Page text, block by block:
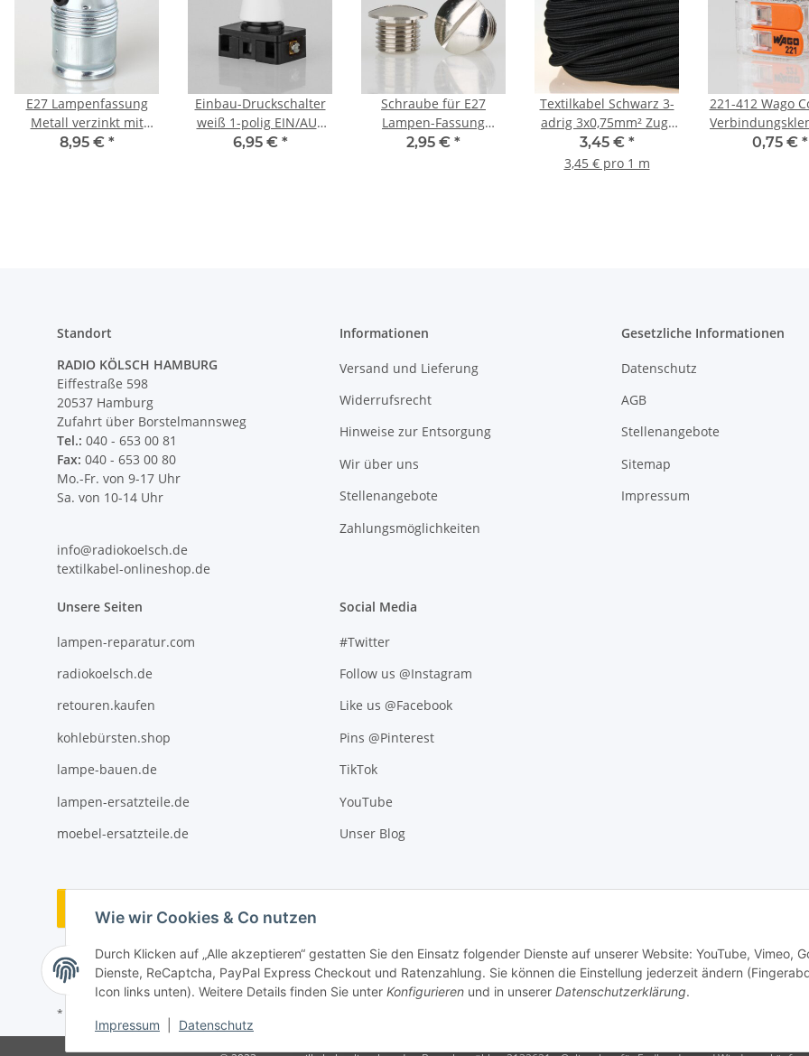
Wie wir Cookies & Co nutzen
Durch Klicken auf „Alle akzeptieren“ gestatten Sie den Einsatz folgender Dienste auf unserer Website: YouTube, Vimeo,
Dienste, ReCaptcha, PayPal Express Checkout und Ratenzahlung. Sie können die Einstellung jederzeit ändern
Icon links unten). Weitere Details finden Sie unter Konfigurieren und in unserer Datenschutzerklärung.
Impressum Datenschutz
E27 Lampenfassung
Metall verzinkt mit
Glattmantel und
8,95 € *
Einbau-Druckschalter
weiß 1-polig EIN/AUS
250V/6A 8mm Achse
6,95 € *
Schraube für E27
Lampen-Fassung
Messing vernickelt
2,95 € *
Textilkabel Schwarz 3-
adrig 3x0,75mm² Zug-
Pendelleitung S03RT-F
3G0,75
3,45 € *
3,45 € pro 1 m
221-412 Wago
polig für alle
0,75 € *
Standort
RADIO KÖLSCH HAMBURG
Eiffestraße 598
20537 Hamburg
Zufahrt über Borstelmannsweg
Tel.: 040 - 653 00 81
Fax: 040 - 653 00 80
Mo.-Fr. von 9-17 Uhr
Sa. von 10-14 Uhr
info@radiokoelsch.de
textilkabel-onlineshop.de
Informationen
Versand und Lieferung
Widerrufsrecht
Hinweise zur Entsorgung
Wir über uns
Stellenangebote
Zahlungsmöglichkeiten
Gesetzliche Informationen
Datenschutz
AGB
Stellenangebote
Sitemap
Impressum
Unsere Seiten
lampen-reparatur.com
radiokoelsch.de
retouren.kaufen
kohlebürsten.shop
lampe-bauen.de
lampen-ersatzteile.de
moebel-ersatzteile.de
Social Media
#Twitter
Follow us @Instagram
Like us @Facebook
Pins @Pinterest
TikTok
YouTube
Unser Blog
Vertrag widerrufen
* Alle Preise inkl. gesetzlicher USt., ** siehe Lieferbedingungen, zzgl.